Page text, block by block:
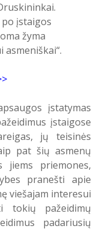
kabineto
Druskininkų
įstaigos
žyma
įstatymas
įstaigose
jų teisinės
pat šių asmenų
jiems priemones,
pranešti apie
viešajam interesui
tokių pažeidimų
padariusių